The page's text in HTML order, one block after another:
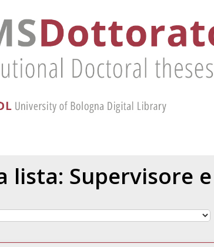
lista: Supervisore